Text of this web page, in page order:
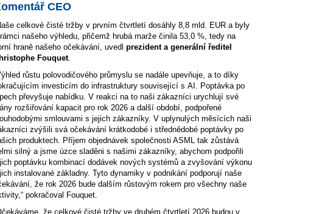
CEO
celkové čisté tržby v prvním čtvrtletí dosáhly 8,8 mld. EUR a byly
našeho výhledu, přičemž hrubá marže činila 53,0 %, tedy na
hraně našeho očekávání, uvedl prezident a generální ředitel
Fouquet.
růstu polovodičového průmyslu se nadále upevňuje, a to díky
investicím do infrastruktury související s AI. Poptávka po
převyšuje nabídku. V reakci na to naši zákazníci urychlují své
rozšiřování kapacit pro rok 2026 a další období, podpořené
smlouvami s jejich zákazníky. V uplynulých měsících naši
zvýšili svá očekávání krátkodobé i střednědobé poptávky po
produktech. Příjem objednávek společnosti ASML tak zůstává
silný a jsme úzce sladěni s našimi zákazníky, abychom podpořili
poptávku kombinací dodávek nových systémů a zvyšování výkonu
instalované základny. Tyto dynamiky v podnikání podporují naše
že rok 2026 bude dalším růstovým rokem pro všechny naše
pokračoval Fouquet.
že celkové čisté tržby ve druhém čtvrtletí 2026 budou v